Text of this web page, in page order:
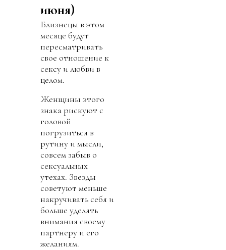
июня)
Близнецы в этом
месяце будут
пересматривать
свое отношение к
сексу и любви в
целом.
Женщины этого
знака рискуют с
головой
погрузиться в
рутину и мысли,
совсем забыв о
сексуальных
утехах. Звезды
советуют меньше
накручивать себя и
больше уделять
внимания своему
партнеру и его
желаниям.